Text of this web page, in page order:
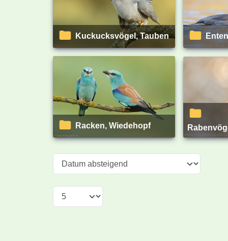
Kuckucksvögel, Tauben
Racken, Wiedehopf